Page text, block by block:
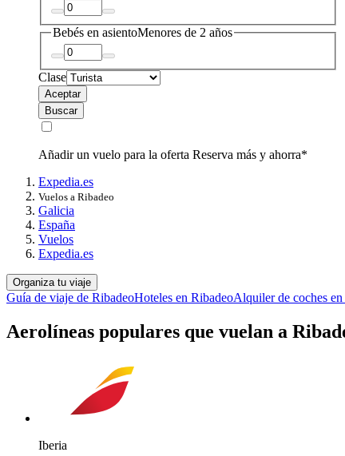
Bebés en asientoMenores de 2 años
Clase
Aceptar
Buscar
Añadir un vuelo para la oferta Reserva más y ahorra*
Expedia.es
Vuelos a Ribadeo
Galicia
España
Vuelos
Expedia.es
Organiza tu viaje
Guía de viaje de RibadeoHoteles en RibadeoAlquiler de coches
Aerolíneas populares que vuelan a
Iberia